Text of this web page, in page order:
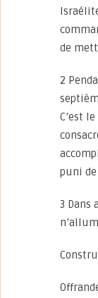
de
2
C’est
puni
3 Dans